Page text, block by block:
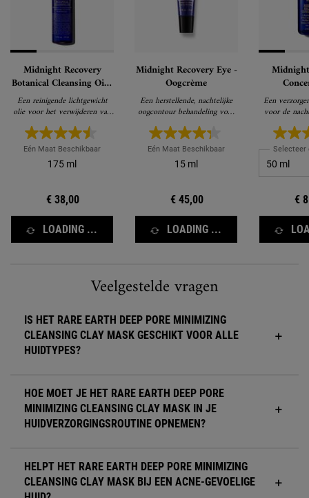
Midnight Recovery
Botanical Cleansing Oil -
Make-Up Remover
Een reinigende lichtgewicht
olie voor het verwijderen van
make-up en onzuiverheden
Eén Maat Beschikbaar
175 ml
€ 38,00
LOADING ...
Midnight Recovery Eye -
Oogcrème
Een herstellende, nachtelijke
oogcontour behandeling voor
een frissere en jongere blik de
volgende ochtend
Eén Maat Beschikbaar
15 ml
€ 45,00
LOADING ...
Een
voor de
een
Selecteer
€
Veelgestelde vragen
IS HET RARE EARTH DEEP PORE MINIMIZING
CLEANSING CLAY MASK GESCHIKT VOOR ALLE
HUIDTYPES?
HOE MOET JE HET RARE EARTH DEEP PORE
MINIMIZING CLEANSING CLAY MASK IN JE
HUIDVERZORGINGSROUTINE OPNEMEN?
HELPT HET RARE EARTH DEEP PORE MINIMIZING
CLEANSING CLAY MASK BIJ EEN ACNE-GEVOELIGE